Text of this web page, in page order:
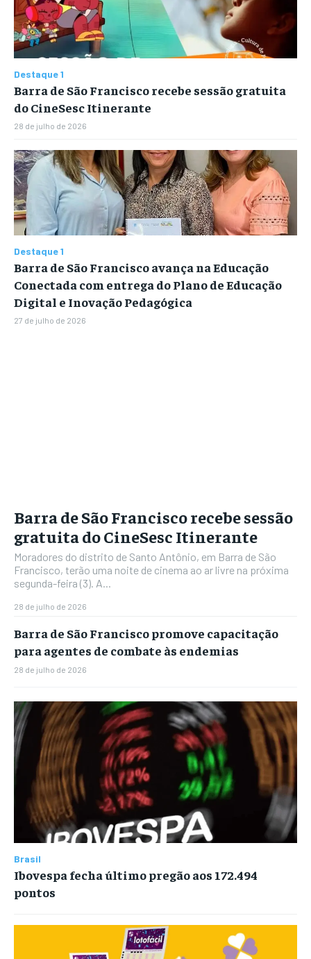
Destaque 1
Barra de São Francisco recebe sessão gratuita
do CineSesc Itinerante
28 de julho de 2026
Destaque 1
Barra de São Francisco avança na Educação
Conectada com entrega do Plano de Educação
Digital e Inovação Pedagógica
27 de julho de 2026
Barra de São Francisco recebe sessão
gratuita do CineSesc Itinerante
Moradores do distrito de Santo Antônio, em Barra de São
Francisco, terão uma noite de cinema ao ar livre na próxima
segunda-feira (3). A...
28 de julho de 2026
Barra de São Francisco promove capacitação
para agentes de combate às endemias
28 de julho de 2026
Brasil
Ibovespa fecha último pregão aos 172.494
pontos